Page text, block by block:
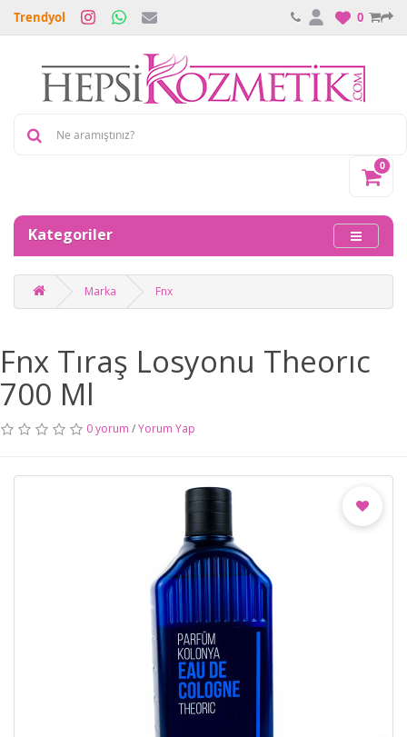
Trendyol 0
0
Kategoriler
Marka Fnx
Fnx Tıraş Losyonu Theorıc
700 Ml
0 yorum /Yorum Yap